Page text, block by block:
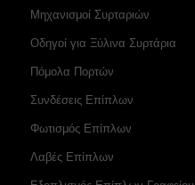
Μηχανισμοί Συρταριών
Οδηγοί για Ξύλινα Συρτάρια
Πόμολα Πορτών
Συνδέσεις Επίπλων
Φωτισμός Επίπλων
Λαβές Επίπλων